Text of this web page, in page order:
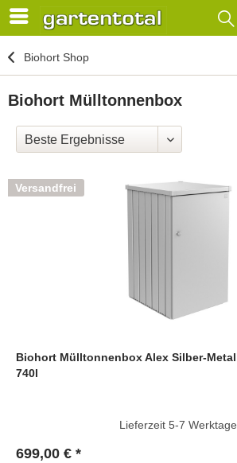
Biohort Shop
Biohort Mülltonnenbox
Versandfrei
Biohort Mülltonnenbox Alex Silber-
740l
Lieferzeit 5-7 Werktage
699,00 € *